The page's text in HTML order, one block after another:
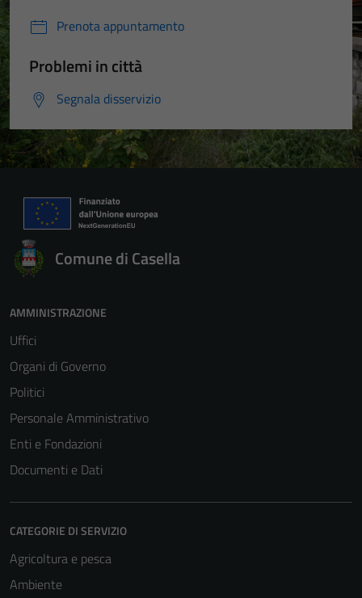
Prenota appuntamento
Problemi in città
Segnala disservizio
Comune di Casella
AMMINISTRAZIONE
Uffici
Organi di Governo
Politici
Personale Amministrativo
Enti e Fondazioni
Documenti e Dati
CATEGORIE DI SERVIZIO
Agricoltura e pesca
Ambiente